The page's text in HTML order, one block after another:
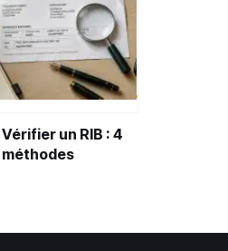
entreprendre en
2025
Vérifier un RIB : 4
méthodes
la fraude